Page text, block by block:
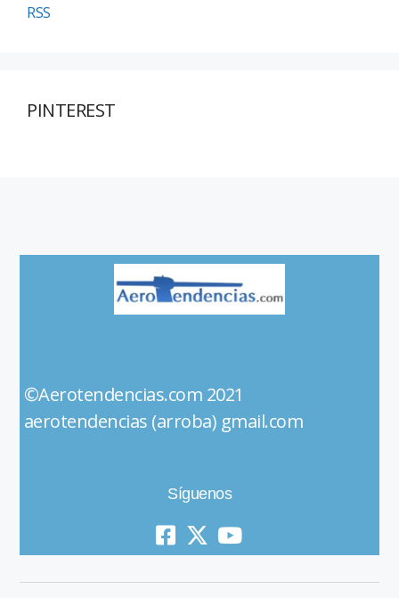
RSS
PINTEREST
©Aerotendencias.com 2021
aerotendencias (arroba) gmail.com
Síguenos